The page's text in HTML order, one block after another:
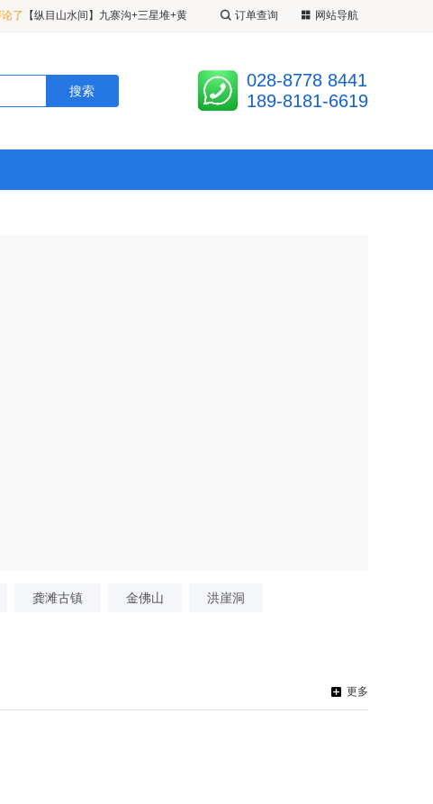
订单查询 网站导航
了 【纵目山水间】九寨沟+三星堆+黄
或都江堰•松州古城•定制 2+1 带腿拖
>精华 3 日游 A 线九黄熊/B 线九黄都
【九寨姑娘】 <九寨•黄龙•四姑娘山•
8 人 VIP 小团•半自由车拼车>半自
028-8778 8441
189-8181-6619
龚滩古镇 金佛山 洪崖洞
更多